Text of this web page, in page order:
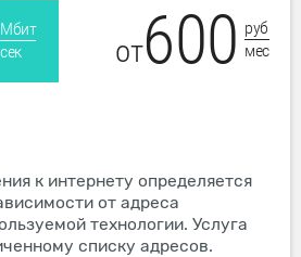
Мбит
сек
от600 руб
мес
к интернету определяется
от адреса
технологии. Услуга
списку адресов.